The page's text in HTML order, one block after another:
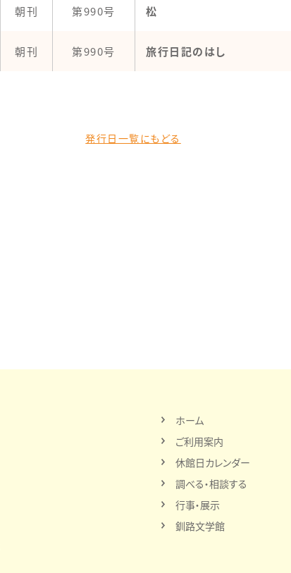
朝刊 第990号 松
朝刊 第990号 旅行日記のはし
発行日一覧にもどる
ホーム
ご利用案内
休館日カレンダー
調べる・相談する
行事・展示
釧路文学館